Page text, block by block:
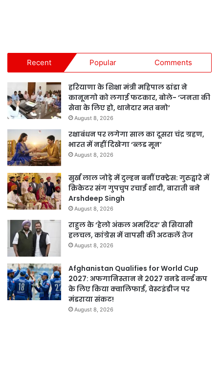
Recent Popular Comments
हरियाणा के शिक्षा मंत्री महिपाल ढांडा ने
कानूनगो को लगाई फटकार, बोले- ‘जनता की
सेवा के लिए हो, थानेदार मत बनो’
August 8, 2026
रक्षाबंधन पर लगेगा साल का दूसरा चंद्र ग्रहण,
भारत में नहीं दिखेगा ‘ब्लड मून’
August 8, 2026
सुर्ख लाल जोड़े में दुल्हन बनीं एक्ट्रेस: गुरुद्वारे में
क्रिकेटर संग गुपचुप रचाई शादी, बाराती बने
Arshdeep Singh
August 8, 2026
राहुल के ‘हेलो अंकल अमरिंदर’ से सियासी
हलचल, कांग्रेस में वापसी की अटकलें तेज
August 8, 2026
Afghanistan Qualifies for World Cup
2027: अफगानिस्तान ने 2027 वनडे वर्ल्ड कप
के लिए किया क्वालिफाई, वेस्टइंडीज पर
मंडराया संकट!
August 8, 2026